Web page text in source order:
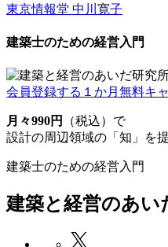
東京情報堂 中川寛子
建築士のための経営入門
会員登録する １か月無料キ
月々990円
（税込）で
設計の周辺領域の「知」を
建築士のための経営入門
建築と経営のあい